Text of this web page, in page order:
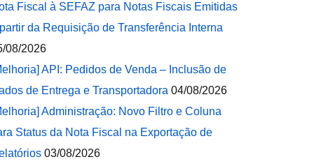
Fiscal à SEFAZ para Notas Fiscais Emitidas
da Requisição de Transferência Interna
08/2026
API: Pedidos de Venda – Inclusão de
de Entrega e Transportadora 04/08/2026
Administração: Novo Filtro e Coluna
Status da Nota Fiscal na Exportação de
03/08/2026